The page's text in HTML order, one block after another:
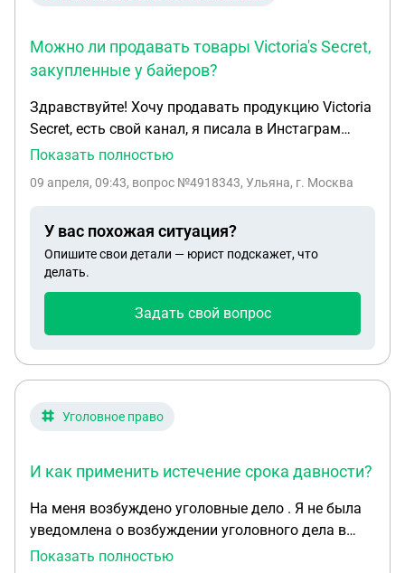
Можно ли продавать товары Victoria's Secret,
закупленные у байеров?
Здравствуйте! Хочу продавать продукцию Victoria
Secret, есть свой канал, я писала в Инстаграм
самой продукцию, но мало вероятности, что
victoria secret и продавать товары в своем
Показать полностью
09 апреля, 09:43, вопрос №4918343, Ульяна, г. Москва
У вас похожая ситуация?
Опишите свои детали — юрист подскажет, что
делать.
Задать свой вопрос
Уголовное право
И как применить истечение срока давности?
На меня возбуждено уголовные дело . Я не была
уведомлена о возбуждении уголовного дела в
установленном порядке. Еще до момента
Показать полностью